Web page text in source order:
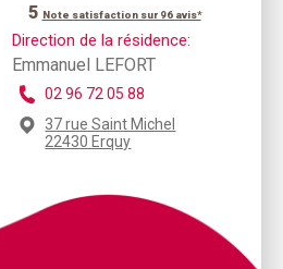
5 Note satisfaction sur 96 avis*
Direction de la résidence:
Emmanuel LEFORT
02 96 72 05 88
37 rue Saint Michel
22430 Erquy